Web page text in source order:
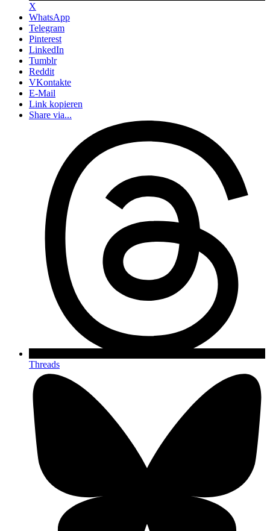
X
WhatsApp
Telegram
Pinterest
LinkedIn
Tumblr
Reddit
VKontakte
E-Mail
Link kopieren
Share via...
Threads